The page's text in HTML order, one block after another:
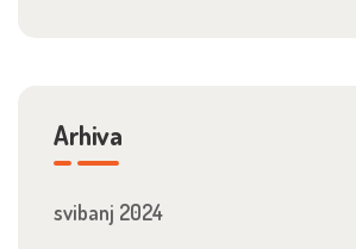
Arhiva
svibanj 2024